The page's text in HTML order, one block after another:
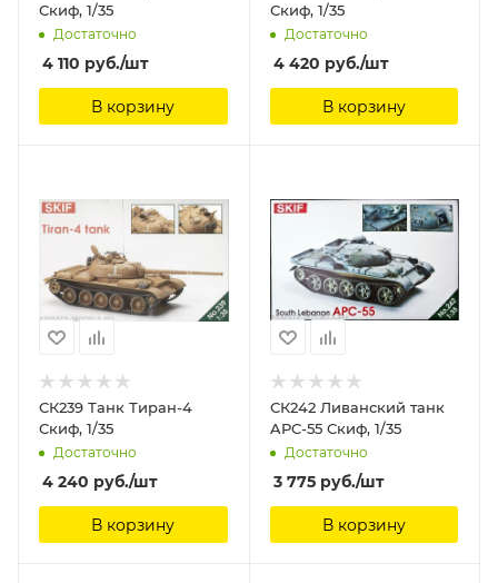
Скиф, 1/35
Достаточно
4 110 руб./шт
В корзину
Скиф, 1/35
Достаточно
4 420 руб./шт
В корзину
СК239 Танк Тиран-4
Скиф, 1/35
Достаточно
4 240 руб./шт
В корзину
СК242 Ливанский танк
APC-55 Скиф, 1/35
Достаточно
3 775руб./шт
В корзину